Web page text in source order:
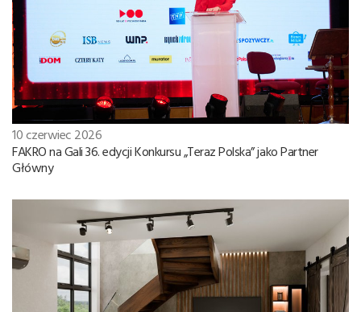
10 czerwiec 2026
FAKRO na Gali 36. edycji Konkursu „Teraz Polska” jako Partner
Główny